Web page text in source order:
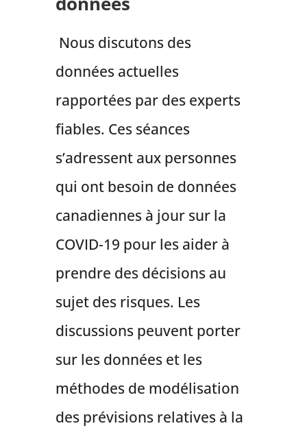
Nous discutons des
données actuelles
rapportées par des experts
fiables. Ces séances
s’adressent aux personnes
qui ont besoin de données
canadiennes à jour sur la
COVID-19 pour les aider à
prendre des décisions au
sujet des risques. Les
discussions peuvent porter
sur les données et les
méthodes de modélisation
des prévisions relatives à la